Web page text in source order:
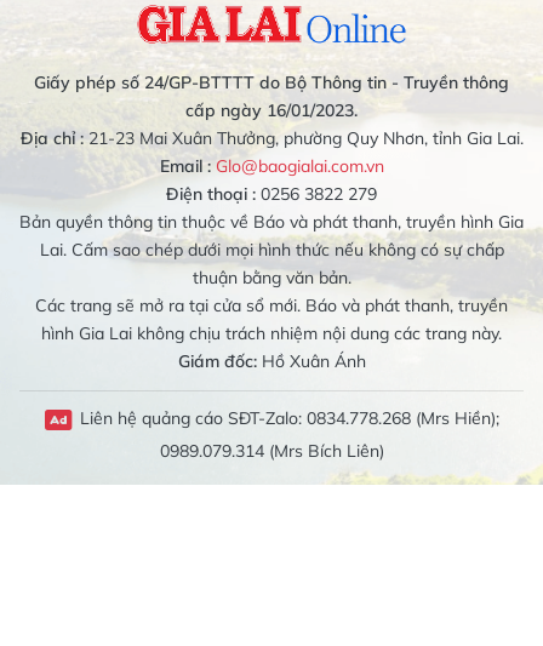
Giấy phép số 24/GP-BTTTT do Bộ Thông tin - Truyền thông
cấp ngày 16/01/2023.
Địa chỉ :21-23 Mai Xuân Thưởng, phường Quy Nhơn, tỉnh Gia Lai.
Email : Glo@baogialai.com.vn
Điện thoại : 0256 3822 279
Bản quyền thông tin thuộc về Báo và phát thanh, truyền hình Gia
Lai. Cấm sao chép dưới mọi hình thức nếu không có sự chấp
thuận bằng văn bản.
Các trang sẽ mở ra tại cửa sổ mới. Báo và phát thanh, truyền
hình Gia Lai không chịu trách nhiệm nội dung các trang này.
Giám đốc:Hồ Xuân Ánh
Liên hệ quảng cáo SĐT-Zalo: 0834.778.268 (Mrs Hiền);
0989.079.314 (Mrs Bích Liên)